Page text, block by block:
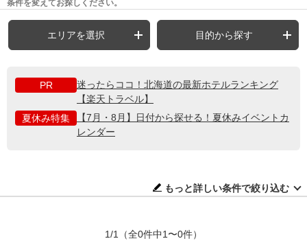
条件を変えてお探しください。
エリアを選択 目的から探す
PR
迷ったらココ！北海道の最新ホテルランキング
【楽天トラベル】
夏休み特集
【7月・8月】日付から探せる！夏休みイベントカ
レンダー
もっと詳しい条件で絞り込む
1/1 （全0件中1〜0件）